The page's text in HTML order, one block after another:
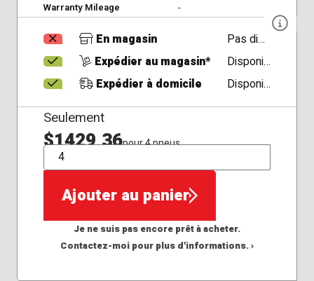
Warranty Mileage
-
En magasin
Pas disponible
Expédier au magasin*
Disponible
Expédier à domicile
Disponible
Seulement
$1429,36pour 4 pneus
QTÉ
Ajouter au panier
Je ne suis pas encore prêt à acheter.
Contactez-moi pour plus d'informations. ›